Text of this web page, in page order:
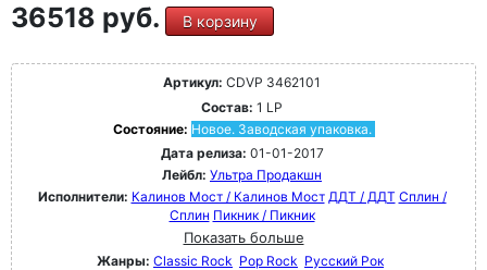
36518 руб. В корзину
Артикул: CDVP 3462101
Состав: 1 LP
Состояние: Новое. Заводская упаковка.
Дата релиза: 01-01-2017
Лейбл: Ультра Продакшн
Исполнители: Калинов Мост / Калинов Мост ДДТ / ДДТ Сплин /
Сплин Пикник / Пикник
Показать больше
Жанры: Classic Rock Pop Rock Русский Рок